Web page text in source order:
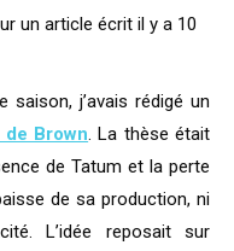
un article écrit il y a 10
saison, j’avais rédigé un
Brown. La thèse était
de Tatum et la perte
de sa production, ni
L’idée reposait sur